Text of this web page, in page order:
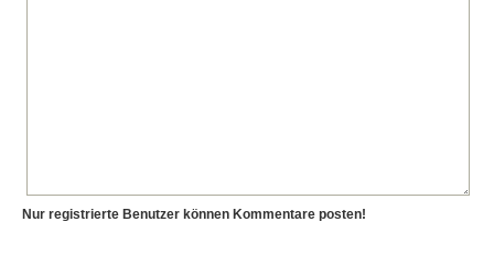
Nur registrierte Benutzer können Kommentare posten!